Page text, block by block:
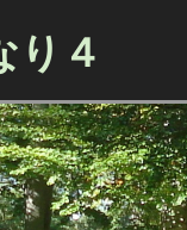
り４